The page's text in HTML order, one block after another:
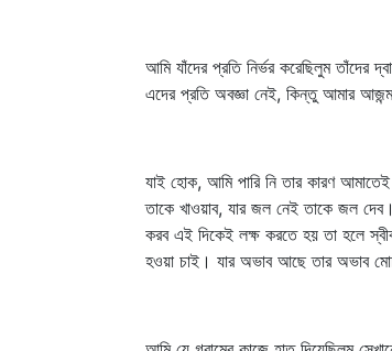
আমি যাঁদের প্রতি নির্ভর করেছিলুম
এদের প্রতি অবজ্ঞা নেই, কিন্তু আমার
যাই হোক, আমি পারি নি তার কারণ
তাকে খাওয়াব, যার জল নেই তাকে জল
করব এই দিকেই লক্ষ করতে হয় তা হলে
হওয়া চাই। যার অভাব আছে তার অভাব